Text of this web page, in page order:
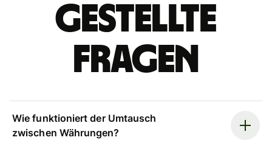
gestellte
Fragen
Wie funktioniert der Umtausch
zwischen Währungen?